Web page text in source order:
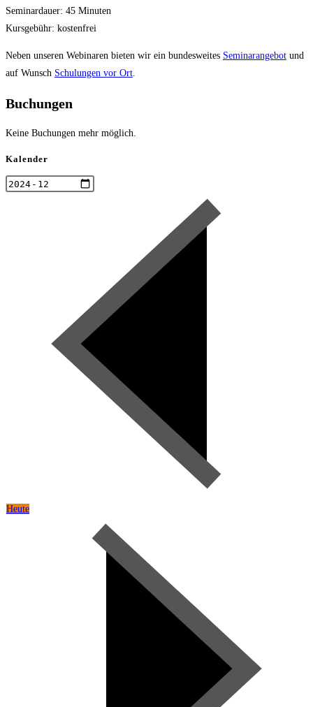
Seminardauer: 45 Minuten
Kursgebühr: kostenfrei
Neben unseren Webinaren bieten wir ein bundesweites Seminarangebot und
auf Wunsch Schulungen vor Ort.
Buchungen
Keine Buchungen mehr möglich.
Kalender
Heute